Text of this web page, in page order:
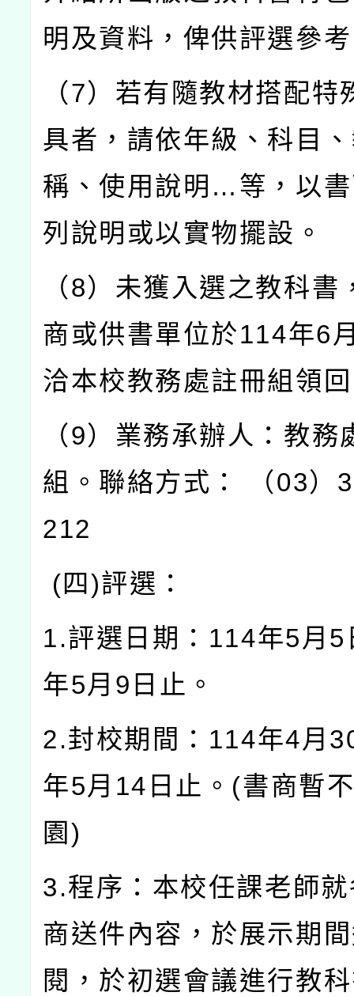
明及資料，俾供評選參
（7）若有隨教材搭配特
具者，請依年級、科目
稱、使用說明…等，以
列說明或以實物擺設。
（8）未獲入選之教科書
商或供書單位於114年6
洽本校教務處註冊組領
（9）業務承辦人：教務
組。聯絡方式： （03）
212
(四)評選：
1.評選日期：114年5月
年5月9日止。
2.封校期間：114年4月
年5月14日止。(書商暫
園)
3.程序：本校任課老師
商送件內容，於展示期
閱，於初選會議進行教